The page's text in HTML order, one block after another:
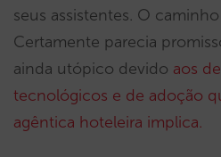
seus assistentes. O
Certamente parecia
ainda utópico devido aos
tecnológicos e de adoção
agêntica hoteleira implica.